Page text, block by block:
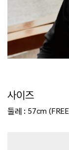
사이즈
둘레 : 57cm